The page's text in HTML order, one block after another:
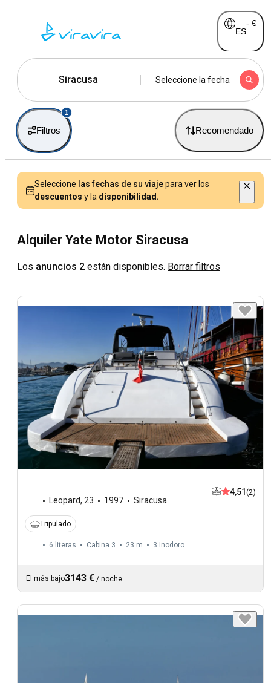
ES
- €
Siracusa Seleccione la fecha
Filtros
1
Recomendado
Seleccione las fechas de su viajepara ver los
descuentos y la disponibilidad.
Alquiler Yate Motor Siracusa
Los anuncios 2 están disponibles. Borrar filtros
Leopard, 23 1997 Siracusa
4,51 (2)
Tripulado
6 literas Cabina 3 23 m 3 Inodoro
El más bajo3143 € / noche